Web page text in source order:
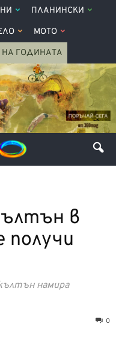
ПЛАНИНСКИ
МОТО
ГОДИНАТА
в
намира
0